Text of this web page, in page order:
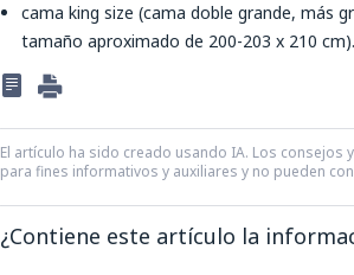
cama king size (cama doble grande, más
tamaño aproximado de 200-203 x 210 cm).
El artículo ha sido creado usando IA. Los
para fines informativos y auxiliares y no pueden
¿Contiene este artículo la